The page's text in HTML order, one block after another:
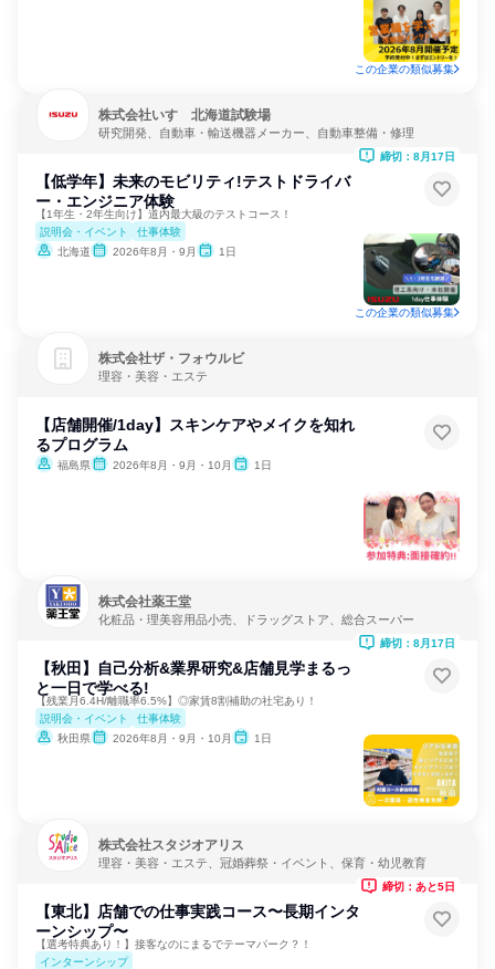
この企業の類似募集
株式会社いすゞ北海道試験場
研究開発、自動車・輸送機器メーカー、自動車整備・修理
【低学年】未来のモビリティ!テストドライバ
ー・エンジニア体験
【1年生・2年生向け】道内最大級のテストコース！
説明会・イベント
仕事体験
北海道
2026年8月・9月 1日
締切：8月17日
この企業の類似募集
株式会社ザ・フォウルビ
理容・美容・エステ
【店舗開催/1day】スキンケアやメイクを知れ
るプログラム
福島県 2026年8月・9月・10月 1日
株式会社薬王堂
化粧品・理美容用品小売、ドラッグストア、総合スーパー
【秋田】自己分析&業界研究&店舗見学まるっ
と一日で学べる!
【残業月6.4H/離職率6.5%】◎家賃8割補助の社宅あり！
説明会・イベント
仕事体験
秋田県
2026年8月・9月・10月 1日
締切：8月17日
株式会社スタジオアリス
理容・美容・エステ、冠婚葬祭・イベント、保育・幼児教育
【東北】店舗での仕事実践コース〜長期インタ
ーンシップ〜
【選考特典あり！】接客なのにまるでテーマパーク？！
インターンシップ
締切：あと5日